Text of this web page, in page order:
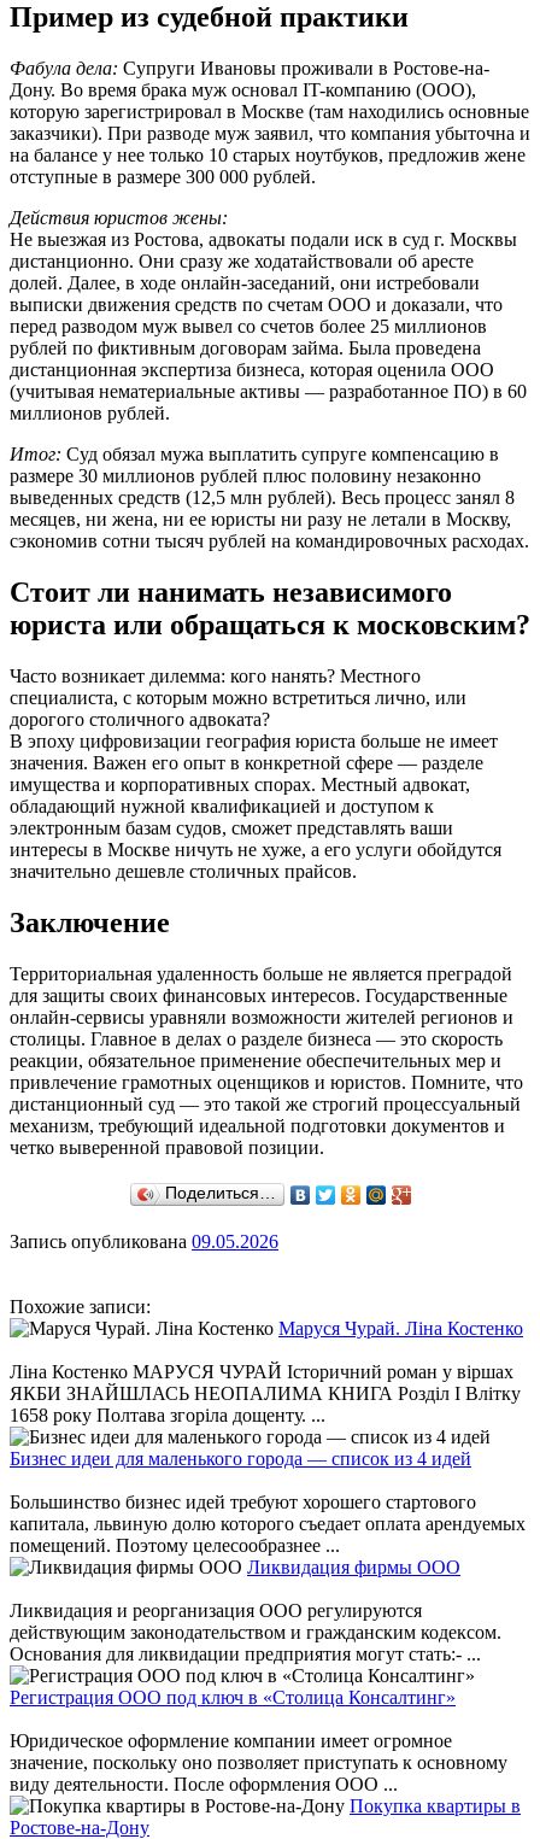
Пример из судебной практики
Фабула дела: Супруги Ивановы проживали в Ростове-на-
Дону. Во время брака муж основал IT-компанию (ООО),
которую зарегистрировал в Москве (там находились основные
заказчики). При разводе муж заявил, что компания убыточна и
на балансе у нее только 10 старых ноутбуков, предложив жене
отступные в размере 300 000 рублей.
Действия юристов жены:
Не выезжая из Ростова, адвокаты подали иск в суд г. Москвы
дистанционно. Они сразу же ходатайствовали об аресте
долей. Далее, в ходе онлайн-заседаний, они истребовали
выписки движения средств по счетам ООО и доказали, что
перед разводом муж вывел со счетов более 25 миллионов
рублей по фиктивным договорам займа. Была проведена
дистанционная экспертиза бизнеса, которая оценила ООО
(учитывая нематериальные активы — разработанное ПО) в 60
миллионов рублей.
Итог: Суд обязал мужа выплатить супруге компенсацию в
размере 30 миллионов рублей плюс половину незаконно
выведенных средств (12,5 млн рублей). Весь процесс занял 8
месяцев, ни жена, ни ее юристы ни разу не летали в Москву,
сэкономив сотни тысяч рублей на командировочных расходах.
Стоит ли нанимать независимого
юриста или обращаться к московским?
Часто возникает дилемма: кого нанять? Местного
специалиста, с которым можно встретиться лично, или
дорогого столичного адвоката?
В эпоху цифровизации география юриста больше не имеет
значения. Важен его опыт в конкретной сфере — разделе
имущества и корпоративных спорах. Местный адвокат,
обладающий нужной квалификацией и доступом к
электронным базам судов, сможет представлять ваши
интересы в Москве ничуть не хуже, а его услуги обойдутся
значительно дешевле столичных прайсов.
Заключение
Территориальная удаленность больше не является преградой
для защиты своих финансовых интересов. Государственные
онлайн-сервисы уравняли возможности жителей регионов и
столицы. Главное в делах о разделе бизнеса — это скорость
реакции, обязательное применение обеспечительных мер и
привлечение грамотных оценщиков и юристов. Помните, что
дистанционный суд — это такой же строгий процессуальный
механизм, требующий идеальной подготовки документов и
четко выверенной правовой позиции.
Поделиться…
Запись опубликована 09.05.2026
Похожие записи:
Маруся Чурай. Ліна Костенко
Ліна Костенко МАРУСЯ ЧУРАЙ Історичний роман у віршах
ЯКБИ ЗНАЙШЛАСЬ НЕОПАЛИМА КНИГА Розділ І Влітку
1658 року Полтава згоріла дощенту. ...
Бизнес идеи для маленького города — список из 4 идей
Большинство бизнес идей требуют хорошего стартового
капитала, львиную долю которого съедает оплата арендуемых
помещений. Поэтому целесообразнее ...
Ликвидация фирмы ООО
Ликвидация и реорганизация ООО регулируются
действующим законодательством и гражданским кодексом.
Основания для ликвидации предприятия могут стать:- ...
Регистрация ООО под ключ в «Столица Консалтинг»
Юридическое оформление компании имеет огромное
значение, поскольку оно позволяет приступать к основному
виду деятельности. После оформления ООО ...
Покупка квартиры в
Ростове-на-Дону